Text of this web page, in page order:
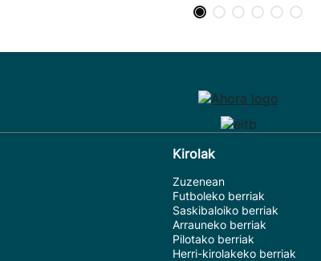
Kirolak
Zuzenean
Futboleko berriak
Saskibaloiko berriak
Arrauneko berriak
Pilotako berriak
Herri-kirolakeko berriak